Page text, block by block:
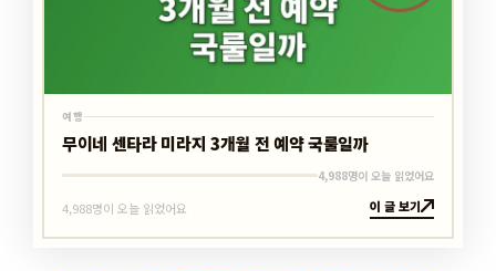
여행
무이네 센타라 미라지 3개월 전 예약 국룰일까
4,988명이 오늘 읽었어요
4,988명이 오늘 읽었어요 이 글 보기